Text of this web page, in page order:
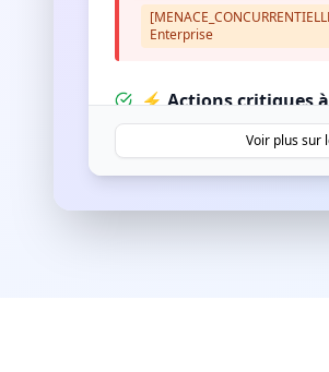
Enterprise
⚡ Actions critiques
Notre plus gros client vient
l'intégration d'ici vendredi,
Voir plus sur